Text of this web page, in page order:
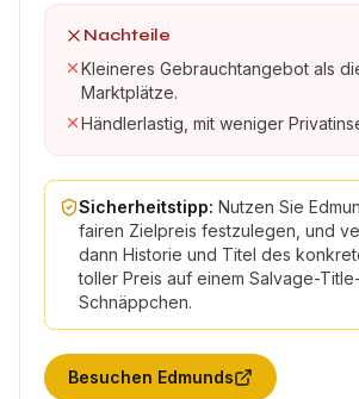
Nachteile
Kleineres Gebrauchtangebot als
Marktplätze.
Händlerlastig, mit weniger
Sicherheitstipp: Nutzen Sie
fairen Zielpreis festzulegen, und
dann Historie und Titel des
toller Preis auf einem Salvage-
Schnäppchen.
Besuchen Edmunds